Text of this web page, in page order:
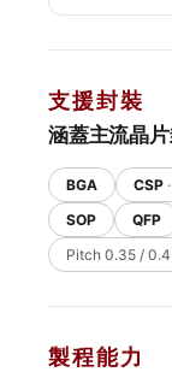
支援封裝
涵蓋主流晶
BGA CSP
SOP
QFP
Pitch 0.35 /
製程能力